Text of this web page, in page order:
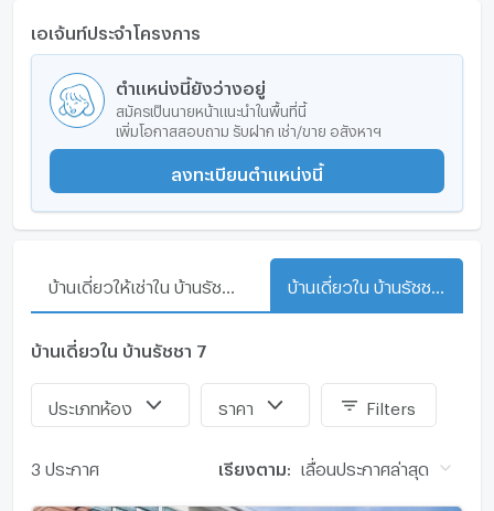
เอเจ้นท์ประจำโครงการ
ตำแหน่งนี้ยังว่างอยู่
สมัครเป็นนายหน้าแนะนำในพื้นที่นี้
เพิ่มโอกาสสอบถาม รับฝาก เช่า/ขาย อสังหาฯ
ลงทะเบียนตำแหน่งนี้
บ้านเดี่ยวใน บ้านรัชชา 7
ประเภทห้อง ราคา Filters
3 ประกาศ เรียงตาม: เลื่อนประกาศล่าสุด